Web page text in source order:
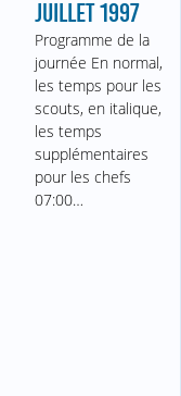
JUILLET 1997
Programme de la
journée En normal,
les temps pour les
scouts, en italique,
les temps
supplémentaires
pour les chefs
07:00…